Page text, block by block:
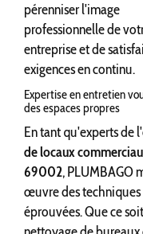
pérenniser l'image
professionnelle de
entreprise et de
exigences en continu.
Expertise en entretien
des espaces propres
En tant qu'experts de l'
de locaux
69002, PLUMBAGO
œuvre des techniques
éprouvées. Que ce